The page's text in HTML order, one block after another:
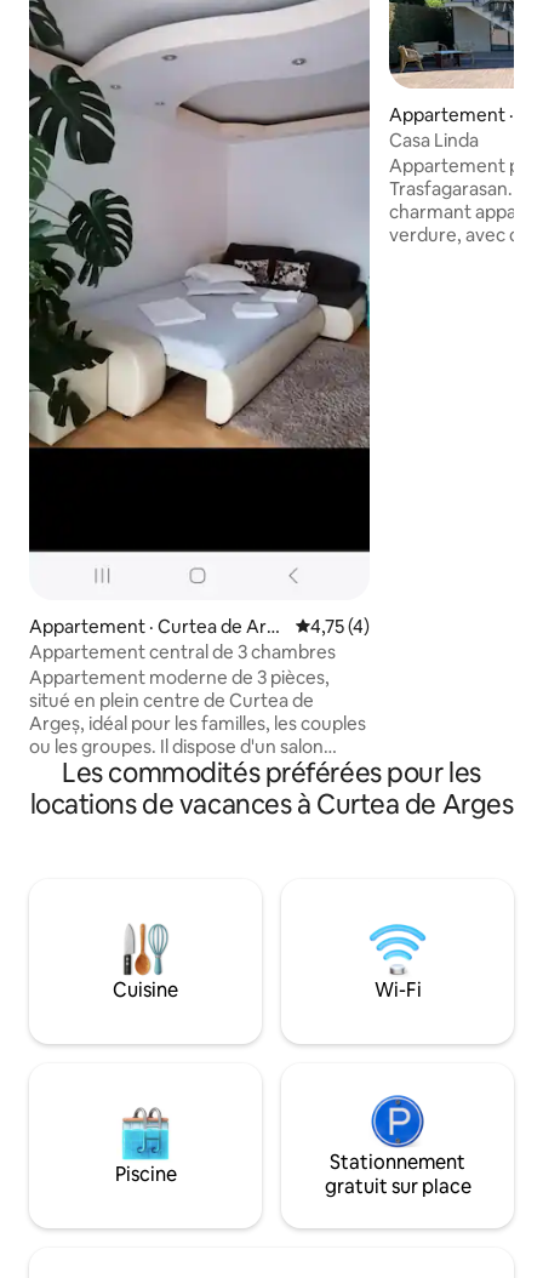
Appartement · Curtea de Arg
eș
Note moyenne de 4,75 sur
4,75 (4)
Appartement central de 3 chambres
Appartement moderne de 3 pièces,
situé en plein centre de Curtea de
Argeș, idéal pour les familles, les couples
ou les groupes. Il dispose d'un salon
spacieux, d'une cuisine entièrement
équipée, de 2 salles de bain, d'un grand
balcon, du Wi-Fi, de la climatisation et de
magasins sont à quelques pas. Excellent
point de départ pour Transfăgărășan et
le barrage de Vidraru. Nous avons hâte
de t'accueillir pour un séjour inoubliable!
Appartement ·
Casa Linda
Appartement
Trasfagarasan.
charmant
verdure, avec
Les commodités préférées pour les
locations de vacances à Curtea de Arges
Cuisine Wi-Fi
Piscine
Stationnement
gratuit sur place